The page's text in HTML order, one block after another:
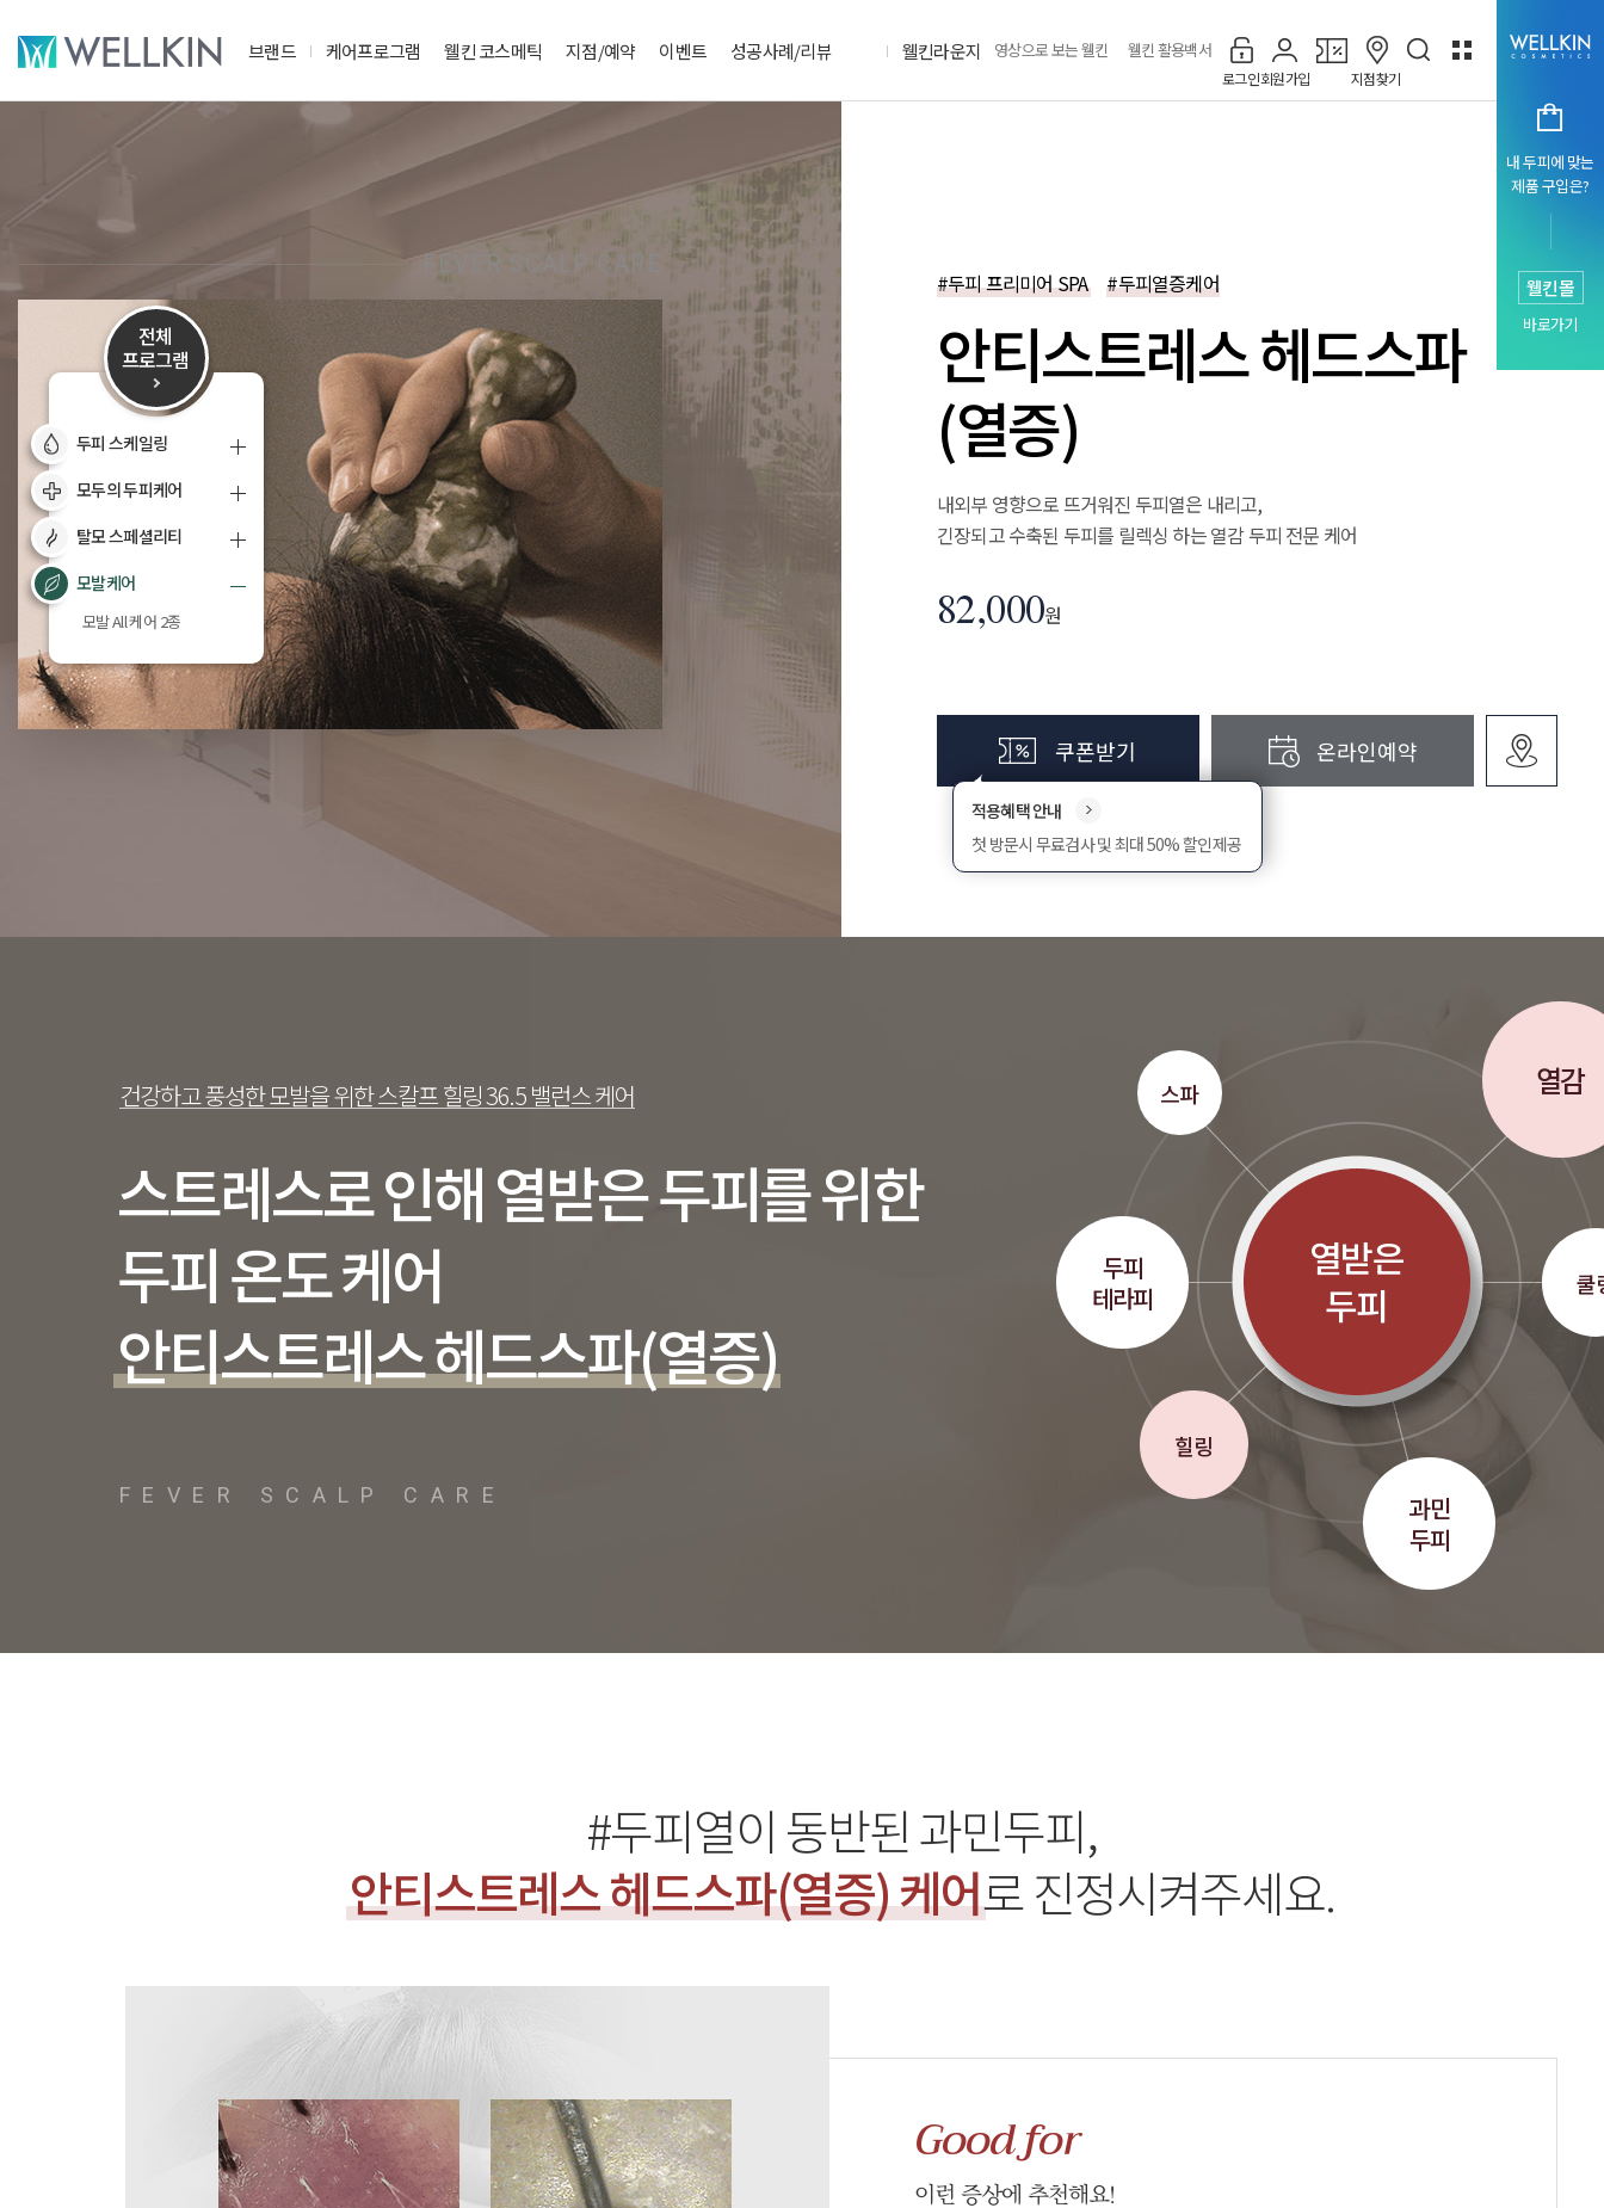
브랜드 케어프로그램 웰킨 코스메틱 지점/예약 이벤트 성공사례/리뷰 웰킨라운지 영상으로 보는 웰킨 웰킨 활용백서
로그인회원가입 지점찾기
내 두피에 맞는
제품 구입은?
웰킨몰
바로가기
전체
프로그램
두피 스케일링
모두의 두피케어
탈모 스페셜리티
모발케어
모발 All 케어 2종
FEVER SCALP CARE
#두피 프리미어 SPA #두피열증케어
안티스트레스 헤드스파
(열증)
내외부 영향으로 뜨거워진 두피열은 내리고,
긴장되고 수축된 두피를 릴렉싱 하는 열감 두피 전문 케어
82,000원
쿠폰받기
적용혜택 안내
첫 방문시 무료검사 및 최대 50% 할인제공
온라인예약
건강하고 풍성한 모발을 위한 스칼프 힐링 36.5 밸런스 케어
스트레스로 인해 열받은 두피를 위한
두피 온도 케어
안티스트레스 헤드스파(열증)
FEVER SCALP CARE
열받은
두피
스파 열감
두피
테라피
쿨
힐링
과민
두피
#두피열이 동반된 과민두피,
안티스트레스 헤드스파(열증) 케어로 진정시켜주세요.
Good for
이런 증상에 추천해요!